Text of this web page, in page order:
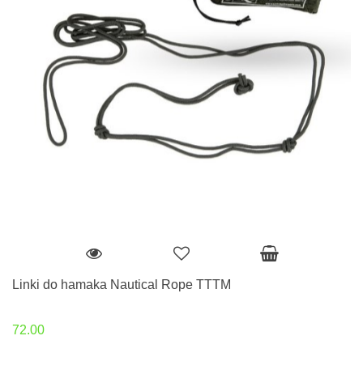
Linki do hamaka Nautical Rope TTTM
72.00